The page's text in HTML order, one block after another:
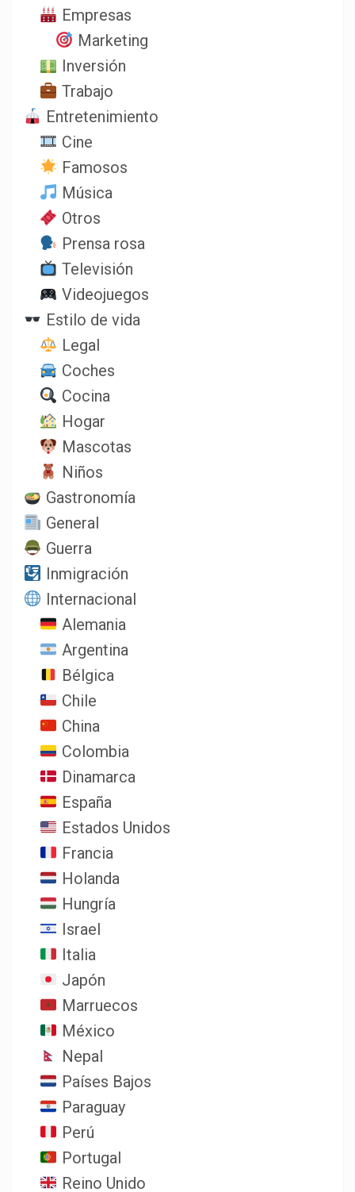
Empresas
Marketing
Inversión
Trabajo
Entretenimiento
Cine
Famosos
Música
Otros
Prensa rosa
Televisión
Videojuegos
Estilo de vida
Legal
Coches
Cocina
Hogar
Mascotas
Niños
Gastronomía
General
Guerra
Inmigración
Internacional
Alemania
Argentina
Bélgica
Chile
China
Colombia
Dinamarca
España
Estados Unidos
Francia
Holanda
Hungría
Israel
Italia
Japón
Marruecos
México
Nepal
Países Bajos
Paraguay
Perú
Portugal
Reino Unido